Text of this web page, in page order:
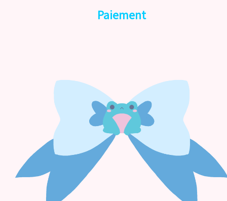
Paiement